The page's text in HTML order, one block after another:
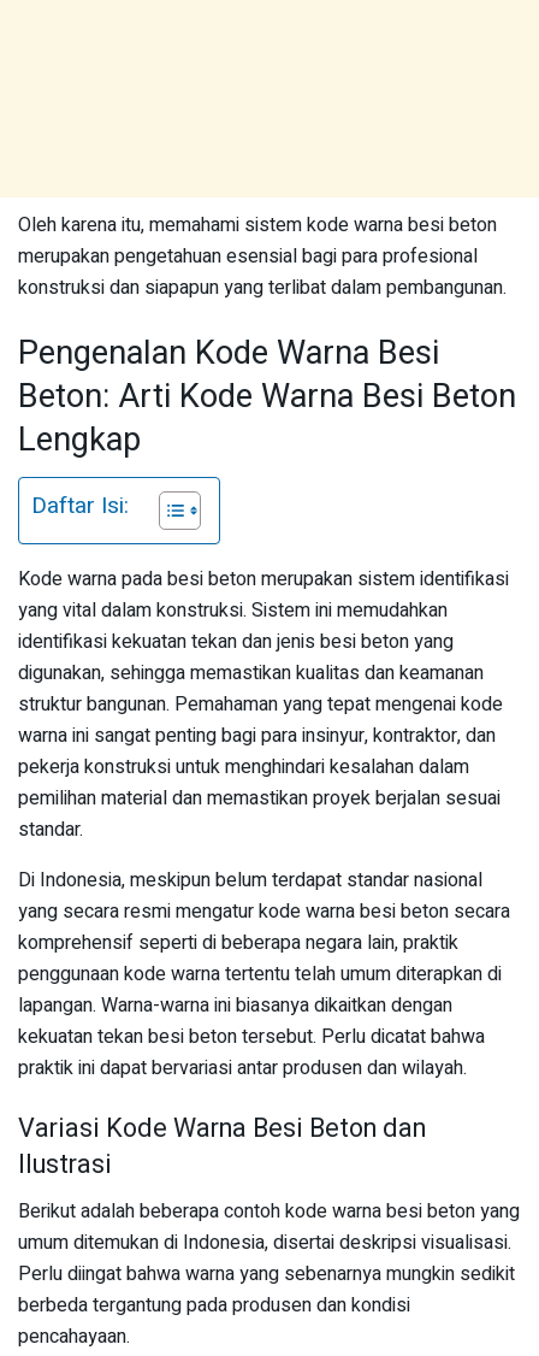
Oleh karena itu, memahami sistem kode warna besi beton
merupakan pengetahuan esensial bagi para profesional
konstruksi dan siapapun yang terlibat dalam pembangunan.
Pengenalan Kode Warna Besi
Beton: Arti Kode Warna Besi Beton
Lengkap
Daftar Isi:
Kode warna pada besi beton merupakan sistem identifikasi
yang vital dalam konstruksi. Sistem ini memudahkan
identifikasi kekuatan tekan dan jenis besi beton yang
digunakan, sehingga memastikan kualitas dan keamanan
struktur bangunan. Pemahaman yang tepat mengenai kode
warna ini sangat penting bagi para insinyur, kontraktor, dan
pekerja konstruksi untuk menghindari kesalahan dalam
pemilihan material dan memastikan proyek berjalan sesuai
standar.
Di Indonesia, meskipun belum terdapat standar nasional
yang secara resmi mengatur kode warna besi beton secara
komprehensif seperti di beberapa negara lain, praktik
penggunaan kode warna tertentu telah umum diterapkan di
lapangan. Warna-warna ini biasanya dikaitkan dengan
kekuatan tekan besi beton tersebut. Perlu dicatat bahwa
praktik ini dapat bervariasi antar produsen dan wilayah.
Variasi Kode Warna Besi Beton dan
Ilustrasi
Berikut adalah beberapa contoh kode warna besi beton yang
umum ditemukan di Indonesia, disertai deskripsi visualisasi.
Perlu diingat bahwa warna yang sebenarnya mungkin sedikit
berbeda tergantung pada produsen dan kondisi
pencahayaan.